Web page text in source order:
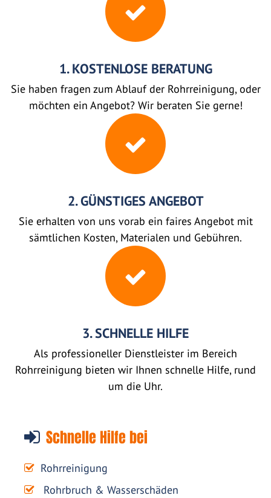
1. KOSTENLOSE BERATUNG
Sie haben fragen zum Ablauf der Rohrreinigung, oder
möchten ein Angebot? Wir beraten Sie gerne!
2. GÜNSTIGES ANGEBOT
Sie erhalten von uns vorab ein faires Angebot mit
sämtlichen Kosten, Materialen und Gebühren.
3. SCHNELLE HILFE
Als professioneller Dienstleister im Bereich
Rohrreinigung bieten wir Ihnen schnelle Hilfe, rund
um die Uhr.
Schnelle Hilfe bei
Rohrreinigung
Rohrbruch & Wasserschäden